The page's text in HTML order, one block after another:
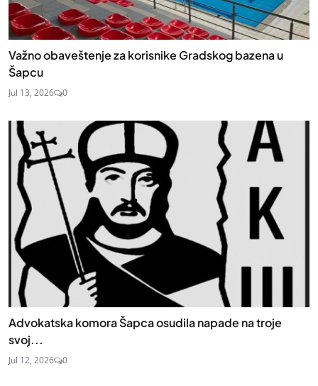
Važno obaveštenje za korisnike Gradskog bazena u
Šapcu
Jul 13, 2026 0
Advokatska komora Šapca osudila napade na troje
svoj...
Jul 12, 2026 0